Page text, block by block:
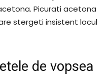
Picurati acetona
stergeti insistent locul
de vopsea